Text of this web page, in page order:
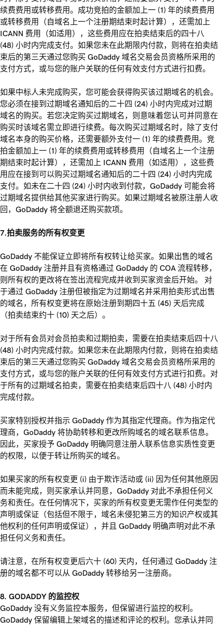
续费费用或转移费用。成功竞拍的金额加上一 (1) 年的续费费用
或转移费用（自域名上一个注册期结束时起计算），还需加上
ICANN 费用（如适用），这些费用应在拍卖结束后的四十八
(48) 小时内完成支付。如果您未在此期限内付款，则将在拍卖结
束后的第三天通过您购买 GoDaddy 域名交易会员资格所采用的
支付方式，或与您的账户关联的任何有效支付方式进行扣费。
如果中标人未完成购买，您可能会获得购买该过期域名的机会。
您必须在接到过期域名通知后的二十四 (24) 小时内完成对过期
域名的购买。若您决定购买过期域名，则意味着您认可并同意在
购买时该域名需立即进行续费。每次购买过期域名时，除了支付
域名本身的购买价格，还需要额外支付一 (1) 年的续费费用。竞
拍金额加上一 (1) 年的续费费用或转移费用（自域名上一个注册
期结束时起计算），还需加上 ICANN 费用（如适用），这些费
用应在接到可以购买过期域名通知后的二十四 (24) 小时内完成
支付。如未在二十四 (24) 小时内收到付款，GoDaddy 可能会将
过期域名提供给其他买家进行购买。如果过期域名被原注册人收
回，GoDaddy 将全额退还购买款项。
7.拍卖服务的所有权变更
GoDaddy 不能保证立即将所有权转让给买家。如果出售的域名
在 GoDaddy 注册并且有资格通过 GoDaddy 的 COA 流程转移，
则所有权的更改将在签出流程完成并收到买家资金后开始。 对
于通过 GoDaddy 注册但被指定为过期域名并采用拍卖形式出售
的域名，所有权变更将在原始注册到期四十五 (45) 天后完成
（拍卖结束约十 (10) 天之后）。
对于所有会员对会员拍卖和过期拍卖，需要在拍卖结束后四十八
(48) 小时内完成付款。如果您未在此期限内付款，则将在拍卖结
束后的第三天通过您购买 GoDaddy 域名交易会员资格所采用的
支付方式，或与您的账户关联的任何有效支付方式进行扣费。对
于所有的过期域名拍卖，需要在拍卖结束后四十八 (48) 小时内
完成付款。
买家特别授权并指示 GoDaddy 作为其指定代理商。作为指定代
理商，GoDaddy 将协助转移和更改所购域名的域名联系信息。
因此，买家授予 GoDaddy 明确同意注册人联系信息实质性变更
的权限，以便于转让所购买的域名。
如果买家的所有权变更 (i) 由于欺诈活动或 (ii) 因为任何其他原因
而未能完成，则买家承认并同意，GoDaddy 对此不承担任何义
务和责任。在任何情况下，买家的所有权变更无需作任何类型的
声明或保证（包括但不限于，域名未侵犯第三方的知识产权或其
他权利的任何声明或保证），并且 GoDaddy 明确声明对此不承
担任何义务和责任。
请注意，在所有权变更后六十 (60) 天内，任何通过 GoDaddy 注
册的域名都不可以从 GoDaddy 转移给另一注册商。
8. GODADDY 的监控权
GoDaddy 没有义务监控本服务，但保留进行监控的权利。
GoDaddy 保留编辑上架域名的描述和评论的权利。您承认并同